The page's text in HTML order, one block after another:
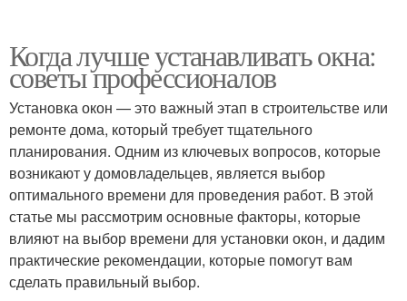
Когда лучше устанавливать окна:
советы профессионалов
Установка окон — это важный этап в строительстве или
ремонте дома, который требует тщательного
планирования. Одним из ключевых вопросов, которые
возникают у домовладельцев, является выбор
оптимального времени для проведения работ. В этой
статье мы рассмотрим основные факторы, которые
влияют на выбор времени для установки окон, и дадим
практические рекомендации, которые помогут вам
сделать правильный выбор.